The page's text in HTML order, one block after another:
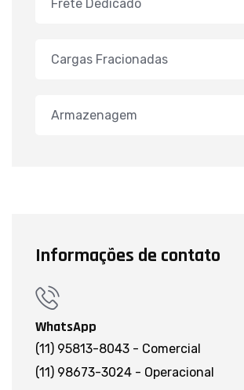
Frete Dedicado
Cargas Fracionadas
Armazenagem
Informações de contato
WhatsApp
(11) 95813-8043 - Comercial
(11) 98673-3024 - Operacional